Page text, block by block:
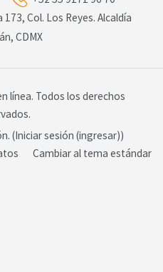
Col. Los Reyes. Alcaldía
CDMX
línea. Todos los derechos
(Iniciar sesión (ingresar))
Cambiar al tema estándar